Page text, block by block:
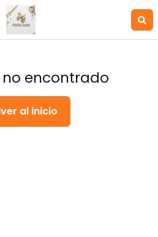
encontrado
al inicio